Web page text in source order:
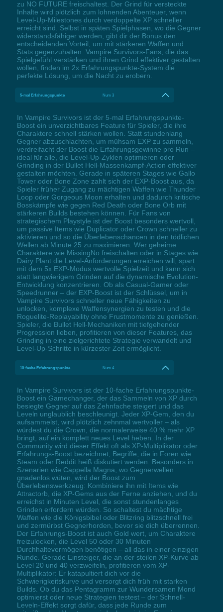
zu NO FUTURE freischaltest. Der Grind für versteckte
Inhalte wird plötzlich zum lohnenden Abenteuer, wenn
Level-Up-Milestones durch verdoppelte XP schneller
erreicht sind. Selbst in späten Spielphasen, wo die Gegner
widerstandsfähiger werden, gibt dir der Bonus den
entscheidenden Vorteil, um mit stärkeren Waffen und
Stats gegenzuhalten. Vampire Survivors-Fans, die das
Spielgefühl verstärken und ihren Grind effektiver gestalten
wollen, finden im 2x Erfahrungspunkte-System die
perfekte Lösung, um die Nacht zu erobern.
5-mal Erfahrungspunkte Num 3
In Vampire Survivors ist der 5-mal Erfahrungspunkte-
Boost ein unverzichtbares Feature für Spieler, die ihre
Charaktere schnell stärken wollen. Statt stundenlang
Gegner abzuschlachten, um mühsam EXP zu sammeln,
verdreifacht der Boost die Erfahrungsgewinne pro Run –
ideal für alle, die Level-Up-Zyklen optimieren oder
Grinding in der Bullet Hell-Massenkampf-Action effektiver
gestalten möchten. Gerade in späteren Stages wie Gallo
Tower oder Bone Zone zahlt sich der EXP-Boost aus, da
Spieler früher Zugang zu mächtigen Waffen wie Thunder
Loop oder Gorgeous Moon erhalten und dadurch kritische
Bosskämpfe wie gegen Red Death oder Bone Orb mit
stärkeren Builds bestehen können. Für Fans von
strategischem Playstyle ist der Boost besonders wertvoll,
um passive Items wie Duplicator oder Crown schneller zu
aktivieren und so die Überlebenschancen in den tödlichen
Wellen ab Minute 25 zu maximieren. Wer geheime
Charaktere wie MissingNo freischalten oder in Stages wie
Dairy Plant die Level-Anforderungen erreichen will, spart
mit dem 5x EXP-Modus wertvolle Spielzeit und kann sich
statt langwierigem Grinden auf die dynamische Evolution-
Entwicklung konzentrieren. Ob als Casual-Gamer oder
Speedrunner – der EXP-Boost ist der Schlüssel, um in
Vampire Survivors schneller neue Fähigkeiten zu
unlocken, komplexe Waffensynergien zu testen und die
Roguelite-Replayability ohne Frustmomente zu genießen.
Spieler, die Bullet Hell-Mechaniken mit tiefgehender
Progression lieben, profitieren von dieser Features, das
Grinding in eine zielgerichtete Strategie verwandelt und
Level-Up-Schritte in kürzester Zeit ermöglicht.
10-fache Erfahrungspunkte Num 4
In Vampire Survivors ist der 10-fache Erfahrungspunkte-
Boost ein Gamechanger, der das Sammeln von XP durch
besiegte Gegner auf das Zehnfache steigert und das
Leveln unglaublich beschleunigt. Jeder XP-Gem, den du
aufsammelst, wird plötzlich zehnmal wertvoller – als
würdest du die Crown, die normalerweise 40 % mehr XP
bringt, auf ein komplett neues Level heben. In der
Community wird dieser Effekt oft als XP-Multiplikator oder
Erfahrungs-Boost bezeichnet, Begriffe, die in Foren wie
Steam oder Reddit heiß diskutiert werden. Besonders in
Szenarien wie Cappella Magna, wo Gegnerwellen
gnadenlos wüten, wird der Boost zum
Überlebenswerkzeug: Kombiniere ihn mit Items wie
Attractorb, die XP-Gems aus der Ferne anziehen, und du
erreichst in Minuten Level, die sonst stundenlanges
Grinden erfordern würden. So schaltest du mächtige
Waffen wie die Königsbibel oder Blitzring blitzschnell frei
und zermürbst Gegnerhorden, bevor sie dich überrennen.
Der Erfahrungs-Boost ist auch Gold wert, um Charaktere
freizulocken, die Level 50 oder 30 Minuten
Durchhaltevermögen benötigen – all das in einer einzigen
Runde. Gerade Einsteiger, die an der steilen XP-Kurve ab
Level 20 und 40 verzweifeln, profitieren vom XP-
Multiplikator: Er katapultiert dich vor die
Schwierigkeitskurve und versorgt dich früh mit starken
Builds. Ob du das Pentagramm zur Wundersamen Mond
optimierst oder neue Strategien testest – der Schnell-
Leveln-Effekt sorgt dafür, dass jede Runde zum